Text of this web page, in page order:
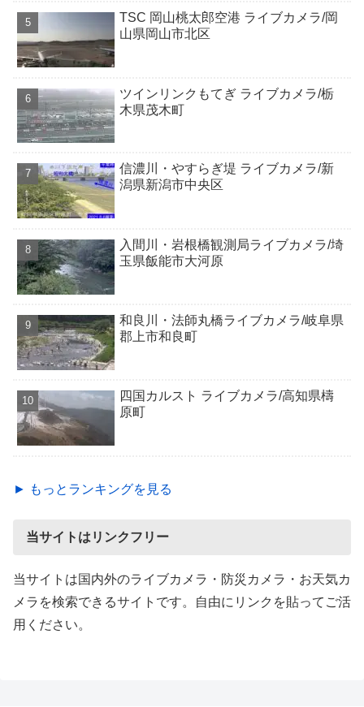
TSC 岡山桃太郎空港 ライブカメラ/岡
山県岡山市北区
ツインリンクもてぎ ライブカメラ/栃
木県茂木町
信濃川・やすらぎ堤 ライブカメラ/新
潟県新潟市中央区
入間川・岩根橋観測局ライブカメラ/埼
玉県飯能市大河原
和良川・法師丸橋ライブカメラ/岐阜県
郡上市和良町
四国カルスト ライブカメラ/高知県檮
原町
► もっとランキングを見る
当サイトはリンクフリー
当サイトは国内外のライブカメラ・防災カメラ・お天気カ
メラを検索できるサイトです。自由にリンクを貼ってご活
用ください。